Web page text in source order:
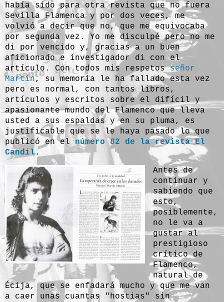
había sido para otra revista que no fuera
Sevilla Flamenca y por dos veces, me
volvió a decir que no, que me equivocaba
por segunda vez. Yo me disculpé pero no me
di por vencido y, gracias a un buen
aficionado e investigador di con el
artículo. Con todos mis respetosseñor
Martín, su memoria le ha fallado esta vez
pero es normal, con tantos libros,
artículos y escritos sobre el difícil y
apasionante mundo del Flamenco que lleva
usted a sus espaldas y en su pluma, es
justificable que se le haya pasado lo que
publicó en elnúmero 82 de la revista El
Candil.
Antes de
continuar y
sabiendo que
esto,
posiblemente,
no le va a
gustar al
prestigioso
crítico de
Flamenco,
natural de
Écija, que se enfadará mucho y que me van
a caer unas cuantas "hostias" sin